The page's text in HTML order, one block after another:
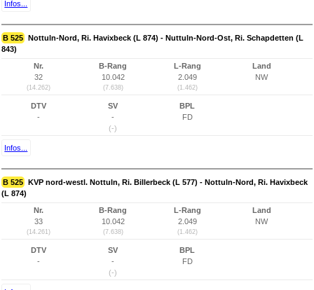
Infos...
B 525 Nottuln-Nord, Ri. Havixbeck (L 874) - Nuttuln-Nord-Ost, Ri. Schapdetten (L
843)
Nr.
32
(14.262)
B-Rang
10.042
(7.638)
L-Rang
2.049
(1.462)
Land
NW
DTV
-
SV
-
(-)
BPL
FD
Infos...
B 525 KVP nord-westl. Nottuln, Ri. Billerbeck (L 577) - Nottuln-Nord, Ri. Havixbeck
(L 874)
Nr.
33
(14.261)
B-Rang
10.042
(7.638)
L-Rang
2.049
(1.462)
Land
NW
DTV
-
SV
-
(-)
BPL
FD